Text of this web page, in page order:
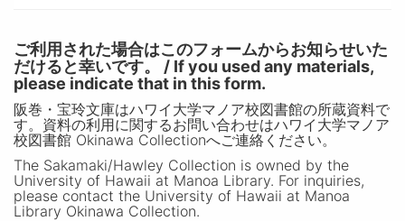
ご利用された場合はこのフォームからお知らせいた
だけると幸いです。 / If you used any materials,
please indicate that in this form.
阪巻・宝玲文庫はハワイ大学マノア校図書館の所蔵資料で
す。資料の利用に関するお問い合わせはハワイ大学マノア
校図書館 Okinawa Collectionへご連絡ください。
The Sakamaki/Hawley Collection is owned by the
University of Hawaii at Manoa Library. For inquiries,
please contact the University of Hawaii at Manoa
Library Okinawa Collection.